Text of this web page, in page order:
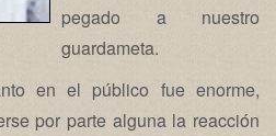
pegado a nuestro
guardameta.
en el público fue enorme,
por parte alguna la reacción